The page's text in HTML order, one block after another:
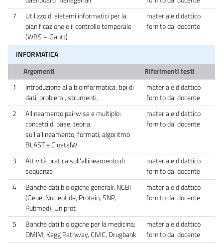
7
Utilizzo di sistemi informatici per la
pianificazione e il controllo temporale
(WBS – Gantt)
materiale didattico
fornito dal docente
INFORMATICA
Argomenti
Riferimenti testi
1
Introduzione alla bioinformatica: tipi di
dati, problemi, strumenti.
materiale didattico
fornito dal docente
2
Allineamento pairwise e multiplo:
concetti di base, teoria
sull'allineamento, formati, algoritmo
BLAST e ClustalW
materiale didattico
fornito dal docente
3
Attività pratica sull'allineamento di
sequenze
materiale didattico
fornito dal docente
4
Banche dati biologiche generali: NCBI
(Gene, Nucleotide, Protein, SNP,
Pubmed), Uniprot
materiale didattico
fornito dal docente
5
Banche dati biologiche per la medicina:
OMIM, Kegg Pathway, CIVIC, Drugbank
materiale didattico
fornito dal docente